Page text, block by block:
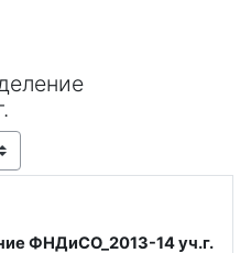
ФНДиСО_2013-14 уч.г.